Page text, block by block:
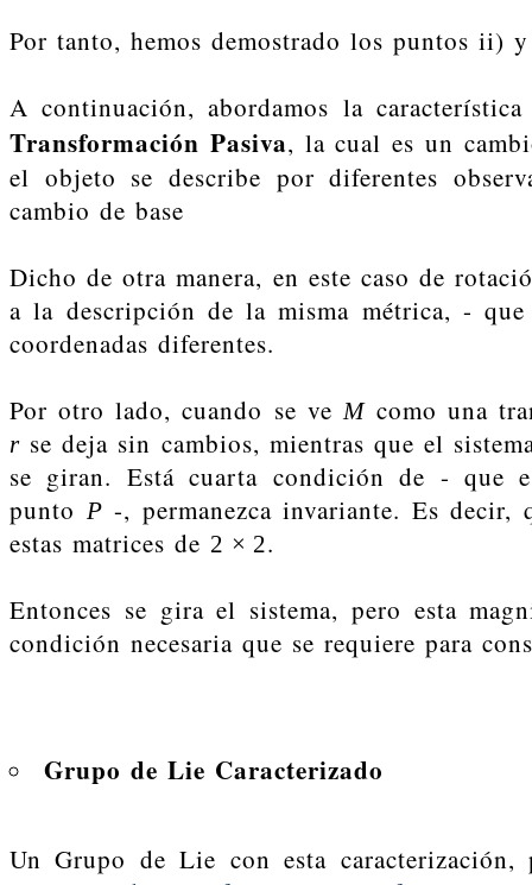
Por tanto, hemos demostrado los puntos ii)
A continuación, abordamos la
Transformación Pasiva, la cual es un
el objeto se describe por diferentes
cambio de base
Dicho de otra manera, en este caso de
a la descripción de la misma métrica, -
coordenadas diferentes.
Por otro lado, cuando se veMcomo una
r se deja sin cambios, mientras que el
se giran. Está cuarta condición de - que
punto P -, permanezca invariante. Es
estas matrices de 2 × 2.
Entonces se gira el sistema, pero esta
condición necesaria que se requiere para
Grupo de Lie Caracterizado
Un Grupo de Lie con esta caracterización,